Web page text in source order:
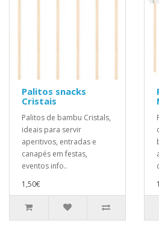
Palitos snacks
Cristais
Palitos de bambu Cristals,
ideais para servir
aperitivos, entradas e
canapés em festas,
eventos info..
1,50€